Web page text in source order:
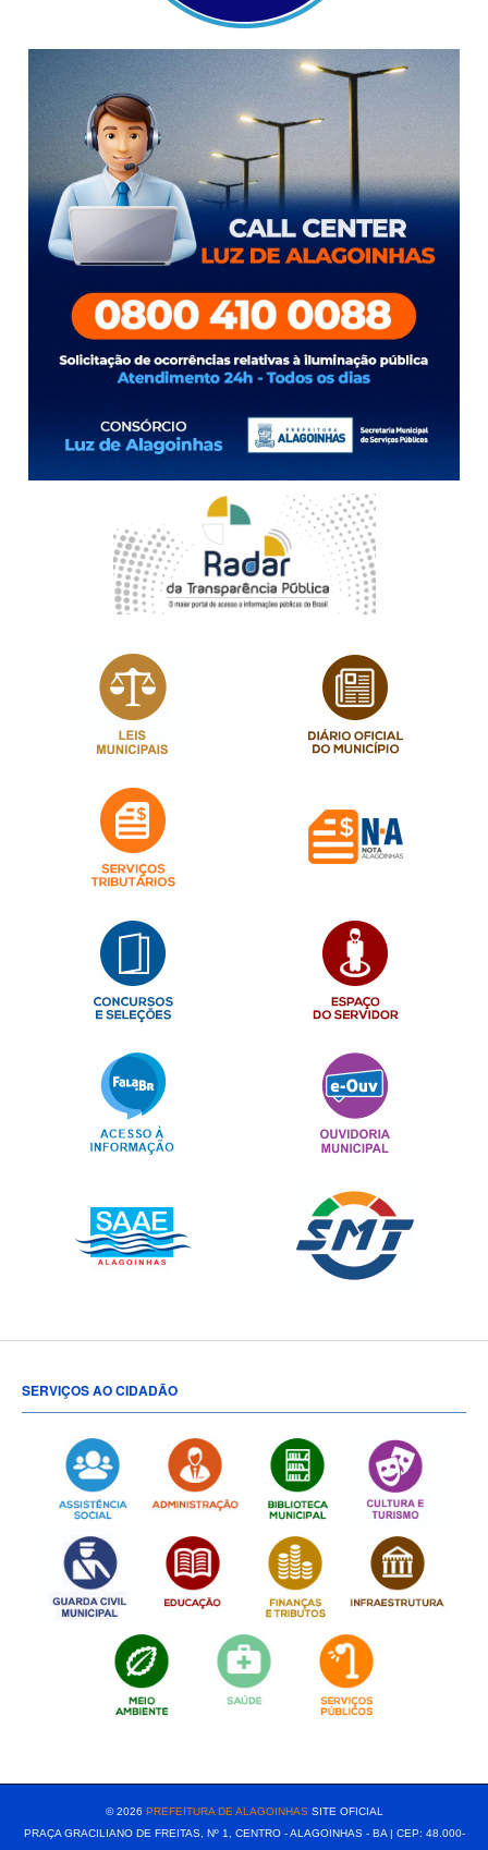
SERVIÇOS AO CIDADÃO
© 2026 PREFEITURA DE ALAGOINHASSITE OFICIAL
PRAÇA GRACILIANO DE FREITAS, Nº 1, CENTRO - ALAGOINHAS - BA | CEP: 48.000-